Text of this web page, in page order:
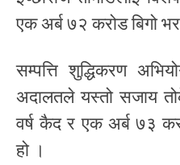
एक अर्ब ७२ करोड बिगो
सम्पत्ति शुद्धिकरण
अदालतले यस्तो सजाय
वर्ष कैद र एक अर्ब ७३
हो ।